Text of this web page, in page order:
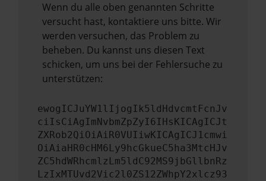
Wenn du alle oben genannten Schritte
versucht hast, kontaktiere uns bitte. Wir
werden versuchen, das Problem zu
beheben. Du kannst uns diesen Text
schicken, um uns bei der Fehlersuche zu
unterstützen:
ewogICJuYW1lIjogIk5ldHdvcmtFcnJv
ciIsCiAgImNvbmZpZyI6IHsKICAgICJt
ZXRob2QiOiAiR0VUIiwKICAgICJ1cmwi
OiAiaHR0cHM6Ly9hcGkueC5ha3MtcHJv
ZC5hdWRhcmlzLm5ldC92MS9jbGllbnRz
LzIxMTUvd2Vic2l0ZS12ZWhpY2xlcz93